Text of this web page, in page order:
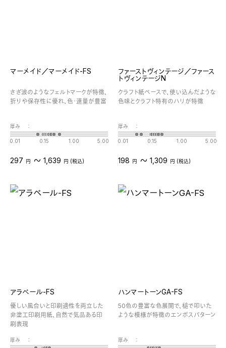
マーメイド／マーメイド-FS
さざ波のようなフェルトマークが特徴、
折りや保存性に優れ、色・連量が豊富
厚み ：
0.01 0.15 1.00 5.00
297 円 〜 1,639 円 (税込)
ファーストヴィンテージ／ファース
トヴィンテージN
クラフト紙ベースで、使い込んだような
色味とクラフト特有のハリが特徴
厚み ：
0.01 0.15 1.00 5.00
198 円 〜 1,309 円 (税込)
アラベール-FS
優しい風合いと印刷適性を両立した
非塗工印刷用紙、自然で気品ある印
刷表現
厚み ：
ハンマートーンGA-FS
50色の豊富な色展開で、槌で叩いた
ような模様が特徴のエンボスパターン
厚み ：